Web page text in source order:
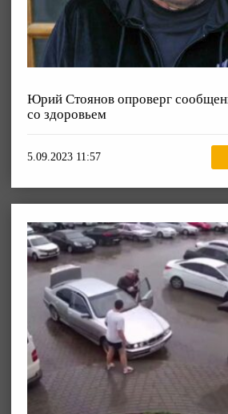
Юрий Стоянов опроверг
со здоровьем
5.09.2023 11:57